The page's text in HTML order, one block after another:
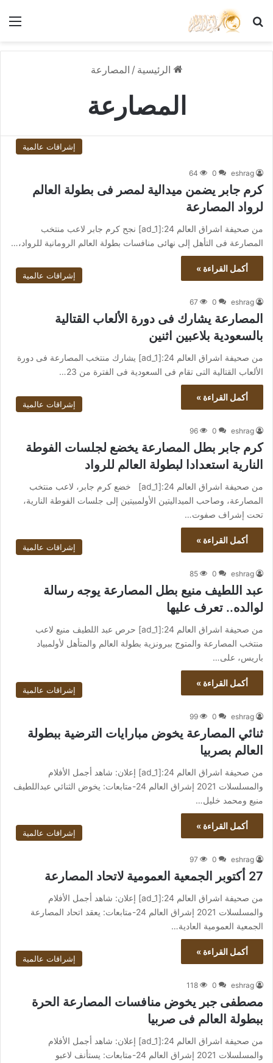
بحث عن
الرئيسية / المصارعة
المصارعة
إشراقات عالمية
eshrag
0
64
كرم جابر يضمن ميدالية لمصر فى بطولة العالم
لرواد المصارعة
من صحيفة اشراق العالم 24:[ad_1] نجح كرم جابر لاعب منتخب
المصارعة فى التأهل إلى نهائى منافسات بطولة العالم الرومانية للرواد،…
أكمل القراءة »
إشراقات عالمية
eshrag
0
67
المصارعة يشارك فى دورة الألعاب القتالية
بالسعودية بلاعبين اثنين
من صحيفة اشراق العالم 24:[ad_1] يشارك منتخب المصارعة فى دورة
الألعاب القتالية التى تقام فى السعودية فى الفترة من 23…
أكمل القراءة »
إشراقات عالمية
eshrag
0
96
كرم جابر بطل المصارعة يخضع لجلسات الفوطة
النارية استعدادا لبطولة العالم للرواد
من صحيفة اشراق العالم 24:[ad_1] خضع كرم جابر، لاعب منتخب
المصارعة، وصاحب الميداليتين الأولمبيتين إلى جلسات الفوطة النارية،
تحت إشراف صفوت…
أكمل القراءة »
إشراقات عالمية
eshrag
0
85
عبد اللطيف منيع بطل المصارعة يوجه رسالة
لوالده.. تعرف عليها
من صحيفة اشراق العالم 24:[ad_1] حرص عبد اللطيف منيع لاعب
منتخب المصارعة والمتوج ببرونزية بطولة العالم والمتأهل لأولمبياد
باريس، على…
أكمل القراءة »
إشراقات عالمية
eshrag
0
99
ثنائي المصارعة يخوض مبارايات الترضية ببطولة
العالم بصربيا
من صحيفة اشراق العالم 24:[ad_1] إعلان: شاهد أجمل الأفلام
والمسلسلات 2021 إشراق العالم 24-متابعات: يخوض الثنائي عبداللطيف
منيع ومحمد خليل…
أكمل القراءة »
إشراقات عالمية
eshrag
0
97
27 أكتوبر الجمعية العمومية لاتحاد المصارعة
من صحيفة اشراق العالم 24:[ad_1] إعلان: شاهد أجمل الأفلام
والمسلسلات 2021 إشراق العالم 24-متابعات: يعقد اتحاد المصارعة
الجمعية العمومية العادية…
أكمل القراءة »
إشراقات عالمية
eshrag
0
118
مصطفى جبر يخوض منافسات المصارعة الحرة
ببطولة العالم فى صربيا
من صحيفة اشراق العالم 24:[ad_1] إعلان: شاهد أجمل الأفلام
والمسلسلات 2021 إشراق العالم 24-متابعات: يستأنف لاعبو